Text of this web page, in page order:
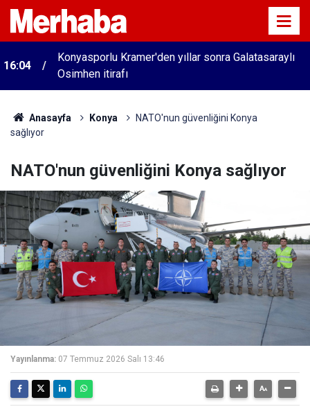
16:04
Konyasporlu Kramer'den yıllar sonra Galatasaraylı
Osimhen itirafı
Anasayfa Konya
NATO'nun güvenliğini Konya
sağlıyor
NATO'nun güvenliğini Konya sağlıyor
Yayınlanma: 07 Temmuz 2026 Salı 13:46